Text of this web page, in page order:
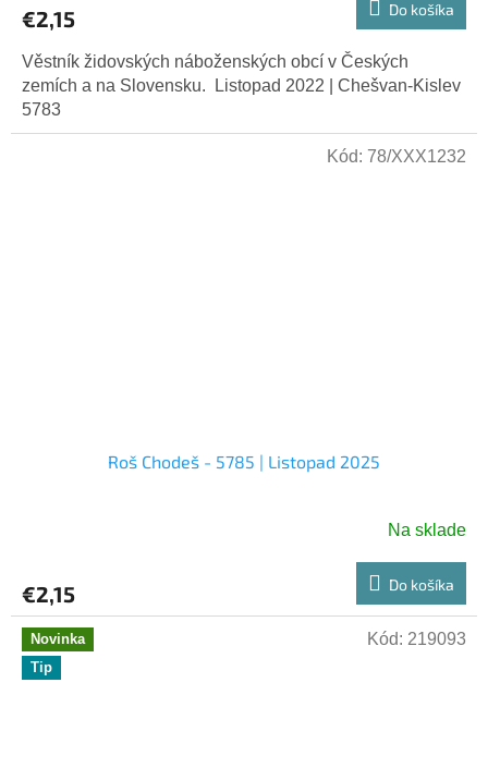
€2,15 Do košíka
Věstník židovských náboženských obcí v Českých
zemích a na Slovensku. Listopad 2022 | Chešvan-Kislev
5783
Roš Chodeš - 5785 | Listopad 2025
Na sklade
€2,15 Do košíka
Kód: 78/XXX1232
Novinka
Tip
Kód: 219093